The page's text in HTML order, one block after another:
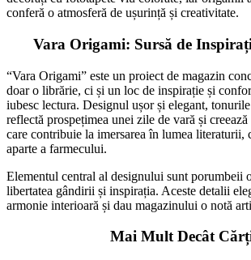
conferă o atmosferă de ușurință și creativitate.
Vara Origami: Sursă de
“Vara Origami” este un proiect de magazin
doar o librărie, ci și un loc de inspirație și
iubesc lectura. Designul ușor și elegant,
reflectă prospețimea unei zile de vară și
care contribuie la imersarea în lumea literaturii,
aparte a farmecului.
Elementul central al designului sunt porumbeii
libertatea gândirii și inspirația. Aceste detalii
armonie interioară și dau magazinului o notă
Mai Mult Decât